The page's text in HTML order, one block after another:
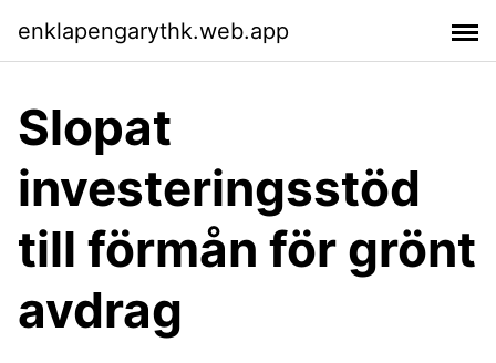
enklapengarythk.web.app
Slopat
investeringsstöd
till förmån för grönt
avdrag